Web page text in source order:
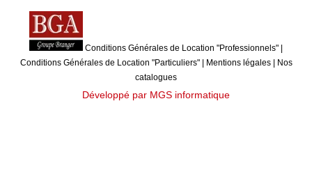
Conditions Générales de Location "Professionnels"
Conditions Générales de Location "Particuliers"| Mentions légales|
Nos
catalogues
Développé par MGS informatique